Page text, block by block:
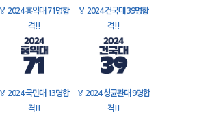
🏅 2024 홍익대 71명합
격!!
🏅 2024 건국대 39명합
격!!
🏅 2024 국민대 13명합
격!!
🏅 2024 성균관대 9명합
격!!